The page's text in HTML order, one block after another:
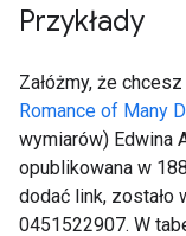
Przykłady
Załóżmy, że
Romance of Many
wymiarów) Edwina
opublikowana w
dodać link, zostało
0451522907. W